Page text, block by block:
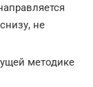
не
методике